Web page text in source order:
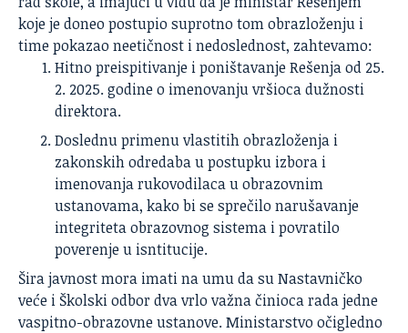
koje je doneo postupio suprotno tom obrazloženju i
time pokazao neetičnost i nedoslednost, zahtevamo:
Hitno preispitivanje i poništavanje Rešenja od 25.
2. 2025. godine o imenovanju vršioca dužnosti
direktora.
Doslednu primenu vlastitih obrazloženja i
zakonskih odredaba u postupku izbora i
imenovanja rukovodilaca u obrazovnim
ustanovama, kako bi se sprečilo narušavanje
integriteta obrazovnog sistema i povratilo
poverenje u isntitucije.
Šira javnost mora imati na umu da su Nastavničko
veće i Školski odbor dva vrlo važna činioca rada jedne
vaspitno-obrazovne ustanove. Ministarstvo očigledno